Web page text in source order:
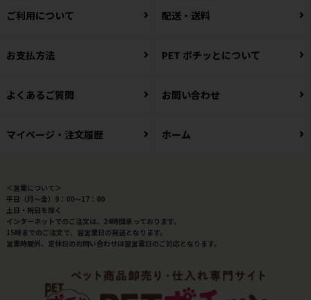
ご利用について 配送・送料
お支払方法 PET ポチッとについて
よくあるご質問 お問い合わせ
マイページ・注文履歴 ホーム
＜営業について＞
平日（月～金）9：00～17：00
土日・祝日を除く
インターネットでのご注文は、24時間承っております。
15時までのご注文で、翌営業日の発送となります。
営業時間外、定休日のお問い合わせは翌営業日のご対応となります。